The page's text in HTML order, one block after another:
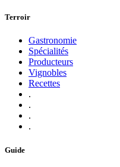
Terroir
Gastronomie
Spécialités
Producteurs
Vignobles
Recettes
.
.
.
.
Guide